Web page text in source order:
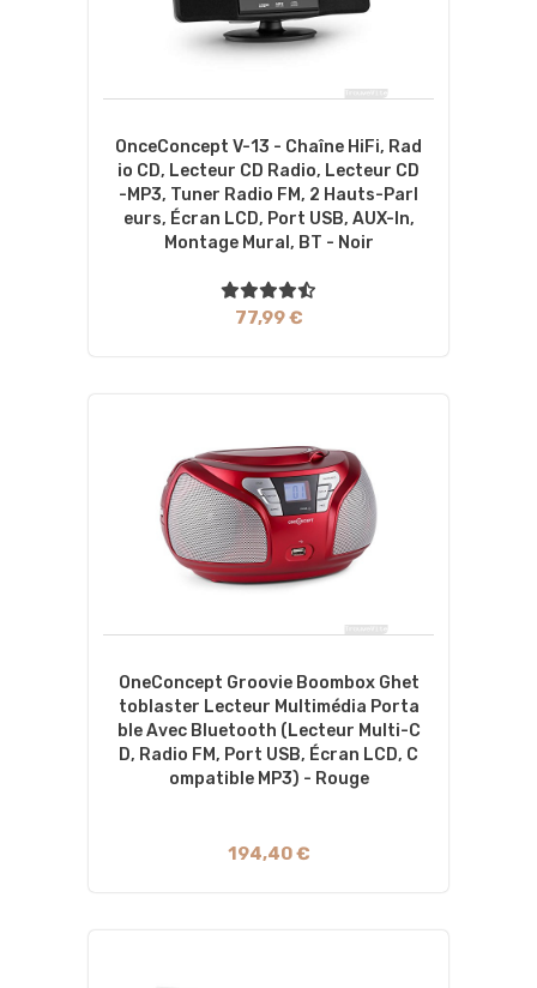
OnceConcept V-13 - Chaîne HiFi, Rad
Io CD, Lecteur CD Radio, Lecteur CD
-MP3, Tuner Radio FM, 2 Hauts-Parl
Eurs, Écran LCD, Port USB, AUX-In,
Montage Mural, BT - Noir
77,99 €
OneConcept Groovie Boombox Ghet
Toblaster Lecteur Multimédia Porta
Ble Avec Bluetooth (Lecteur Multi-C
D, Radio FM, Port USB, Écran LCD, C
Ompatible MP3) - Rouge
194,40 €